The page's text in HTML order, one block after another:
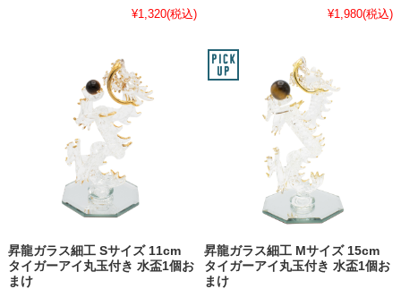
¥1,320(税込)
¥1,980(税込)
昇龍ガラス細工 Sサイズ 11cm
タイガーアイ丸玉付き 水盃1個お
まけ
昇龍ガラス細工 Mサイズ 15cm
タイガーアイ丸玉付き 水盃1個お
まけ